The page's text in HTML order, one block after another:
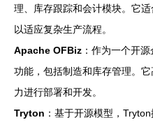
理、库存跟踪和会计模块。它
以适应复杂生产流程。
Apache OFBiz ：作为一个开
功能，包括制造和库存管理。
力进行部署和开发。
Tryton ：基于开源模型，